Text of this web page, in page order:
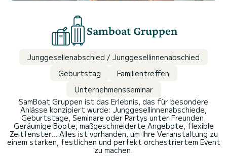
Samboat Gruppen
Junggesellenabschied / Junggesellinnenabschied
Geburtstag
Familientreffen
Unternehmensseminar
SamBoat Gruppen ist das Erlebnis, das für besondere
Anlässe konzipiert wurde: Junggesellinnenabschiede,
Geburtstage, Seminare oder Partys unter Freunden.
Geräumige Boote, maßgeschneiderte Angebote, flexible
Zeitfenster... Alles ist vorhanden, um Ihre Veranstaltung zu
einem starken, festlichen und perfekt orchestriertem Event
zu machen.